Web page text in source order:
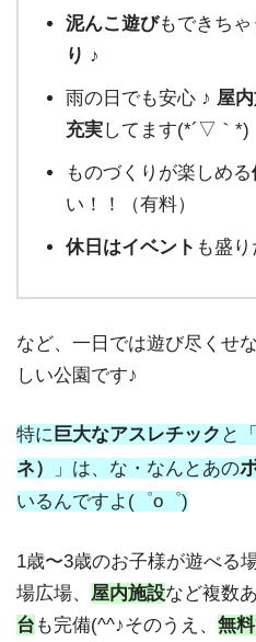
泥んこ遊びもできちゃ
り ♪
雨の日でも安心 ♪ 屋
充実してます(*´▽｀*)
ものづくりが楽しめる
い！！（有料）
休日はイベント も盛り
など、一日では遊び尽くせ
しい公園です♪
特に 巨大なアスレチック と「
ネ）
」は、な・なんとあの
いるんですよ(゜o゜)
1歳〜3歳のお⼦様が遊べる
場広場、 屋内施設など複数あ
台 も完備(^^♪そのうえ、 無